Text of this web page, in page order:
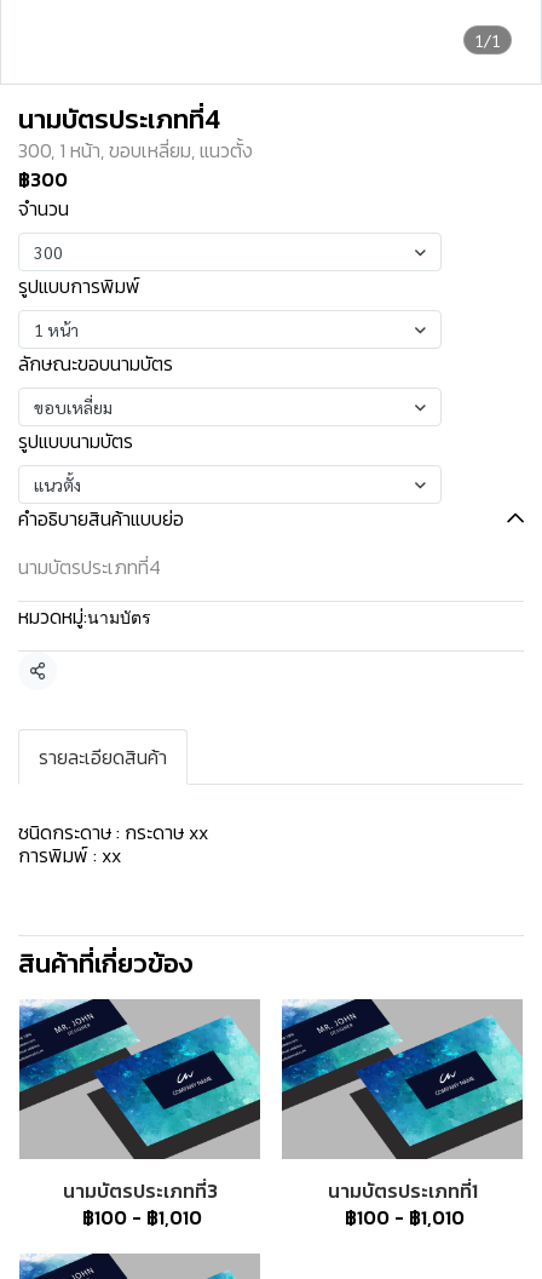
1/1
นามบัตรประเภทที่4
300, 1 หน้า, ขอบเหลี่ยม, แนวตั้ง
฿300
จำนวน
300
รูปแบบการพิมพ์
1 หน้า
ลักษณะขอบนามบัตร
ขอบเหลี่ยม
รูปแบบนามบัตร
แนวตั้ง
คำอธิบายสินค้าแบบย่อ
นามบัตรประเภทที่4
หมวดหมู่:นามบัตร
แชร์
รายละเอียดสินค้า
ชนิดกระดาษ : กระดาษ xx
การพิมพ์ : xx
สินค้าที่เกี่ยวข้อง
นามบัตรประเภทที่3
฿100 - ฿1,010
นามบัตรประเภทที่1
฿100 - ฿1,010